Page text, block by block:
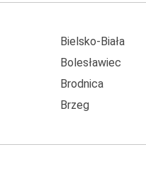
Bielsko-Biała
Bolesławiec
Brodnica
Brzeg